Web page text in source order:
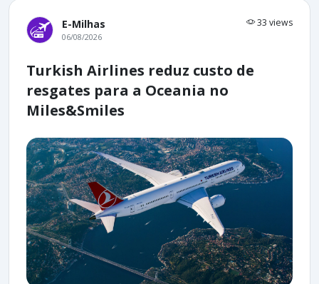
E-Milhas 33 views
06/08/2026
Turkish Airlines reduz custo de
resgates para a Oceania no
Miles&Smiles